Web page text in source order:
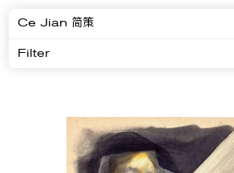
Ce Jian 简策
Filter